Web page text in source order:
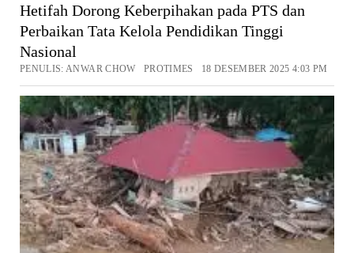
Hetifah Dorong Keberpihakan pada PTS dan
Perbaikan Tata Kelola Pendidikan Tinggi
Nasional
PENULIS: ANWAR CHOW PROTIMES 18 DESEMBER 2025 4:03 PM